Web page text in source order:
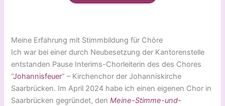
Meine Erfahrung mit Stimmbildung für Chöre
Ich war bei einer durch Neubesetzung der Kantorenstelle
entstanden Pause Interims-Chorleiterin des des Chores
“Johannisfeuer” – Kirchenchor der Johanniskirche
Saarbrücken. Im April 2024 habe ich einen eigenen Chor in
Saarbrücken gegründet, denMeine-Stimme-und-